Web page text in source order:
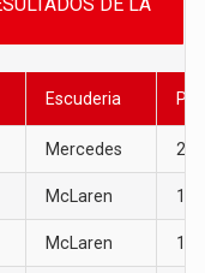
Escuderia
Mercedes 25
McLaren 18
McLaren 15